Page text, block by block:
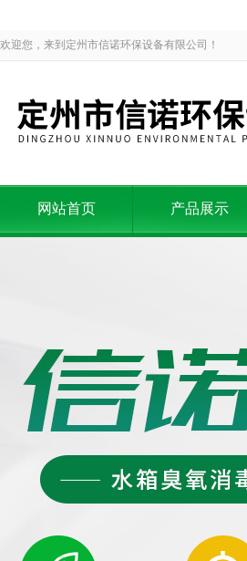
欢迎您，来到定州市信诺环保设备有限公司！
网站首页 产品展示